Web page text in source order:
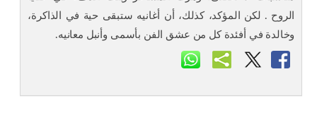
الروح . لكن المؤكد، كذلك، أن أغانيه ستبقى حية في الذاكرة،
وخالدة في أفئدة كل من عشق الفن بأسمى وأنبل معانيه.